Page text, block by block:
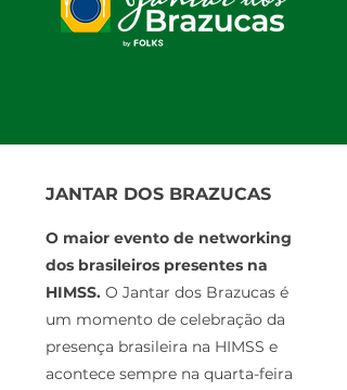
JANTAR DOS BRAZUCAS
O maior evento de networking
dos brasileiros presentes na
HIMSS. O Jantar dos Brazucas é
um momento de celebração da
presença brasileira na HIMSS e
acontece sempre na quarta-feira